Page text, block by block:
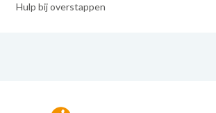
Hulp bij overstappen